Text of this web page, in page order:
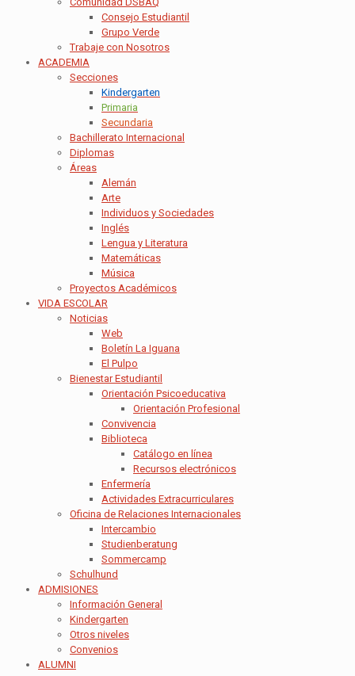
Consejo Estudiantil
Grupo Verde
Trabaje con Nosotros
ACADEMIA
Secciones
Kindergarten
Primaria
Secundaria
Bachillerato Internacional
Diplomas
Áreas
Alemán
Arte
Individuos y Sociedades
Inglés
Lengua y Literatura
Matemáticas
Música
Proyectos Académicos
VIDA ESCOLAR
Noticias
Web
Boletín La Iguana
El Pulpo
Bienestar Estudiantil
Orientación Psicoeducativa
Orientación Profesional
Convivencia
Biblioteca
Catálogo en línea
Recursos electrónicos
Enfermería
Actividades Extracurriculares
Oficina de Relaciones Internacionales
Intercambio
Studienberatung
Sommercamp
Schulhund
ADMISIONES
Información General
Kindergarten
Otros niveles
Convenios
ALUMNI